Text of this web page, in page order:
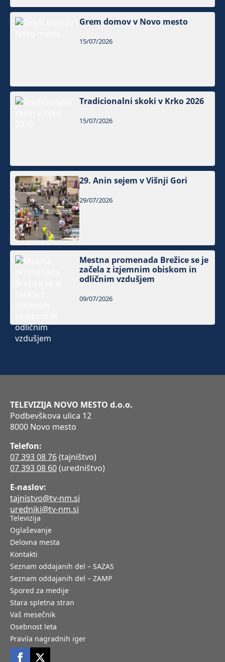
Grem domov v Novo mesto
15/07/2026
Tradicionalni skoki v Krko 2026
15/07/2026
29. Anin sejem v Višnji Gori
29/07/2026
Mestna promenada Brežice se je
začela z izjemnim obiskom in
odličnim vzdušjem
09/07/2026
TELEVIZIJA NOVO MESTO d.o.o.
Podbevškova ulica 12
8000 Novo mesto
Telefon:
07 393 08 76(tajništvo)
07 393 08 60(uredništvo)
E-naslov:
tajnistvo@tv-nm.si
uredniki@tv-nm.si
Televizija
Oglaševanje
Delovna mesta
Kontakti
Seznam oddajanih del – SAZAS
Seznam oddajanih del – ZAMP
Spored za medije
Stara spletna stran
Vaš mesečnik
Osebnost leta
Pravila nagradnih iger